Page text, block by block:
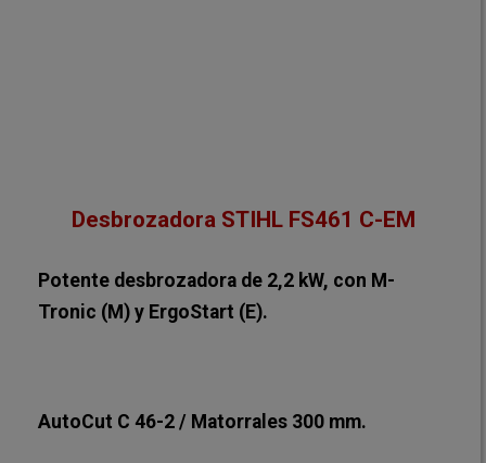
Desbrozadora STIHL FS461 C-EM
Potente desbrozadora de 2,2 kW, con M-
Tronic (M) y ErgoStart (E).
AutoCut C 46-2 / Matorrales 300 mm.